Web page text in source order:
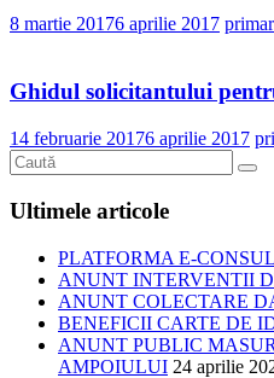
8 martie 20176 aprilie 2017
Ghidul solicitantului
14 februarie 20176 aprilie 2017
Ultimele articole
PLATFORMA E-
ANUNT INTERVENTII
ANUNT COLECTARE
BENEFICII CARTE DE
ANUNT PUBLIC
AMPOIULUI 24 aprilie